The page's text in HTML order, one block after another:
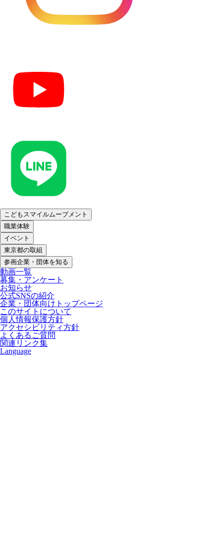
こどもスマイルムーブメント
職業体験
イベント
東京都の取組
参画企業・団体を知る
動画一覧
募集・アンケート
お知らせ
公式SNSの紹介
企業・団体向けトップページ
このサイトについて
個人情報保護方針
アクセシビリティ方針
よくあるご質問
関連リンク集
Language